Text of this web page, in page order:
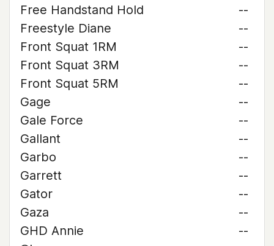
Free Handstand Hold
--
Freestyle Diane
--
Front Squat 1RM
--
Front Squat 3RM
--
Front Squat 5RM
--
Gage
--
Gale Force
--
Gallant
--
Garbo
--
Garrett
--
Gator
--
Gaza
--
GHD Annie
--